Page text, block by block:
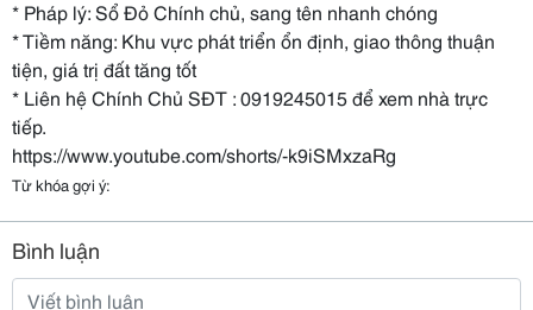
* Pháp lý: Sổ Đỏ Chính chủ, sang tên nhanh chóng
* Tiềm năng: Khu vực phát triển ổn định, giao thông thuận
tiện, giá trị đất tăng tốt
* Liên hệ Chính Chủ SĐT : 0919245015 để xem nhà trực
tiếp.
https://www.youtube.com/shorts/-k9iSMxzaRg
Từ khóa gợi ý:
Bình luận